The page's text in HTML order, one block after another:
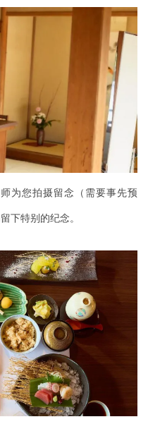
为您拍摄留念（需要事先预
下特别的纪念。